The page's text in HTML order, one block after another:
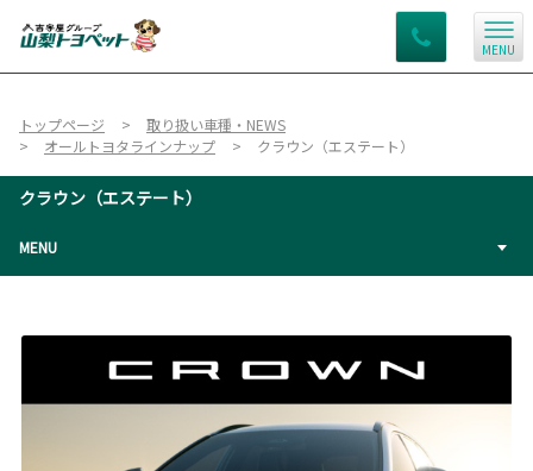
MENU
トップページ
取り扱い車種・NEWS
オールトヨタラインナップ
クラウン（エステート）
クラウン（エステート）
MENU